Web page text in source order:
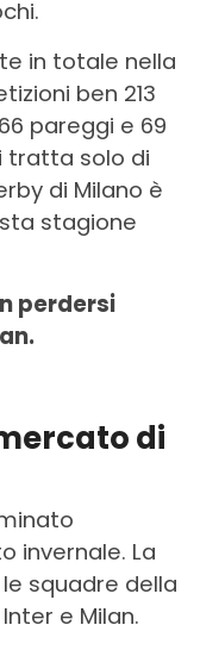
in totale nella
ben 213
pareggi e 69
tratta solo di
di Milano è
stagione
perdersi
di
invernale. La
squadre della
e Milan.